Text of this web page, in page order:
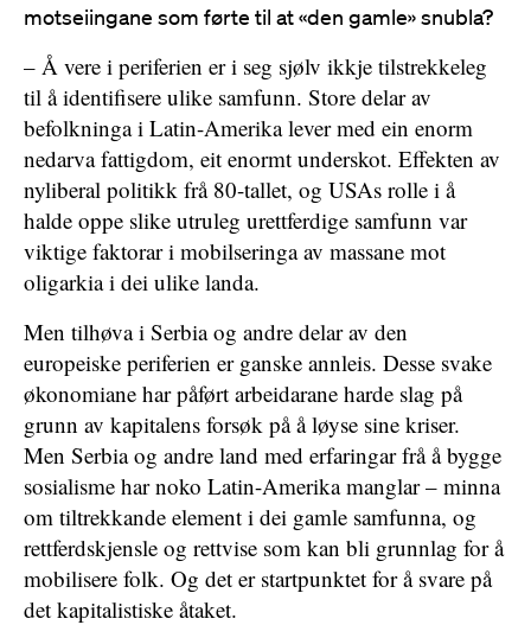
motseiingane som førte til at «den gamle» snubla?
– Å vere i periferien er i seg sjølv ikkje tilstrekkeleg
til å identifisere ulike samfunn. Store delar av
befolkninga i Latin-Amerika lever med ein enorm
nedarva fattigdom, eit enormt underskot. Effekten av
nyliberal politikk frå 80-tallet, og USAs rolle i å
halde oppe slike utruleg urettferdige samfunn var
viktige faktorar i mobilseringa av massane mot
oligarkia i dei ulike landa.
Men tilhøva i Serbia og andre delar av den
europeiske periferien er ganske annleis. Desse svake
økonomiane har påført arbeidarane harde slag på
grunn av kapitalens forsøk på å løyse sine kriser.
Men Serbia og andre land med erfaringar frå å bygge
sosialisme har noko Latin-Amerika manglar – minna
om tiltrekkande element i dei gamle samfunna, og
rettferdskjensle og rettvise som kan bli grunnlag for å
mobilisere folk. Og det er startpunktet for å svare på
det kapitalistiske åtaket.